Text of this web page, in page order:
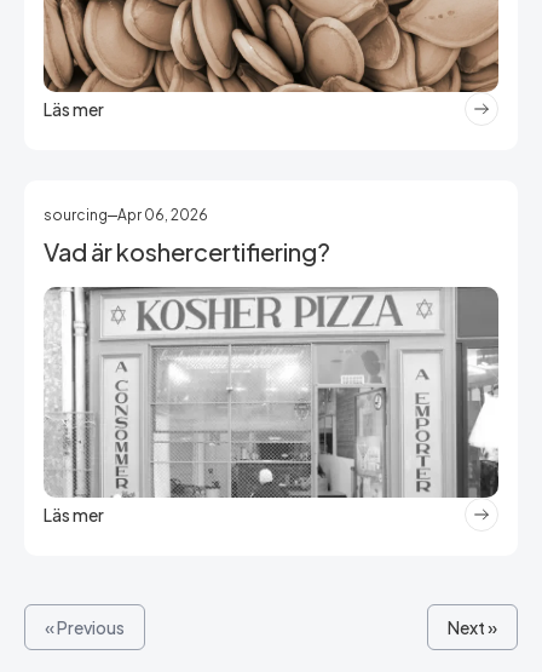
Läs mer
sourcing Apr 06, 2026
Vad är koshercertifiering?
Läs mer
« Previous Next »